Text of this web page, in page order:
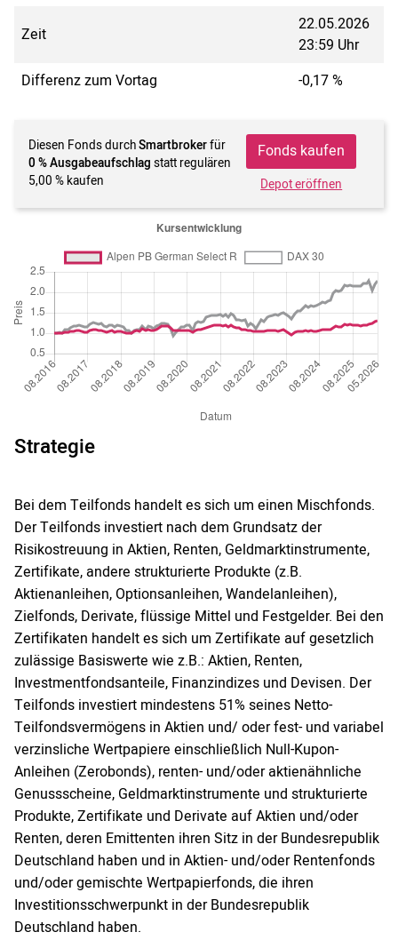
Zeit
22.05.2026
23:59 Uhr
Differenz zum Vortag
-0,17 %
Diesen Fonds durchSmartbrokerfür
0 % Ausgabeaufschlag statt regulären
5,00 % kaufen
Fonds kaufen
Depot eröffnen
Strategie
Bei dem Teilfonds handelt es sich um einen Mischfonds.
Der Teilfonds investiert nach dem Grundsatz der
Risikostreuung in Aktien, Renten, Geldmarktinstrumente,
Zertifikate, andere strukturierte Produkte (z.B.
Aktienanleihen, Optionsanleihen, Wandelanleihen),
Zielfonds, Derivate, flüssige Mittel und Festgelder. Bei den
Zertifikaten handelt es sich um Zertifikate auf gesetzlich
zulässige Basiswerte wie z.B.: Aktien, Renten,
Investmentfondsanteile, Finanzindizes und Devisen. Der
Teilfonds investiert mindestens 51% seines Netto-
Teilfondsvermögens in Aktien und/ oder fest- und variabel
verzinsliche Wertpapiere einschließlich Null-Kupon-
Anleihen (Zerobonds), renten- und/oder aktienähnliche
Genussscheine, Geldmarktinstrumente und strukturierte
Produkte, Zertifikate und Derivate auf Aktien und/oder
Renten, deren Emittenten ihren Sitz in der Bundesrepublik
Deutschland haben und in Aktien- und/oder Rentenfonds
und/oder gemischte Wertpapierfonds, die ihren
Investitionsschwerpunkt in der Bundesrepublik
Deutschland haben.